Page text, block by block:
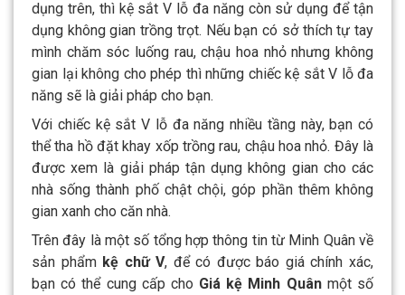
dụng trên, thì kệ sắt V lỗ đa năng còn sử dụng để tận
dụng không gian trồng trọt. Nếu bạn có sở thích tự tay
mình chăm sóc luống rau, chậu hoa nhỏ nhưng không
gian lại không cho phép thì những chiếc kệ sắt V lỗ đa
năng sẽ là giải pháp cho bạn.
Với chiếc kệ sắt V lỗ đa năng nhiều tầng này, bạn có
thể tha hồ đặt khay xốp trồng rau, chậu hoa nhỏ. Đây là
được xem là giải pháp tận dụng không gian cho các
nhà sống thành phố chật chội, góp phần thêm không
gian xanh cho căn nhà.
Trên đây là một số tổng hợp thông tin từ Minh Quân về
sản phẩm kệ chữ V, để có được báo giá chính xác,
bạn có thể cung cấp cho Giá kệ Minh Quân một số